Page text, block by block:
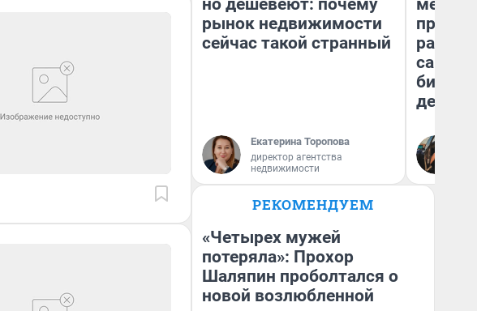
но дешевеют: почему
рынок недвижимости
сейчас такой странный
Екатерина Торопова
директор агентства
недвижимости
самом
РЕКОМЕНДУЕМ
«Четырех мужей
потеряла»: Прохор
Шаляпин проболтался о
новой возлюбленной